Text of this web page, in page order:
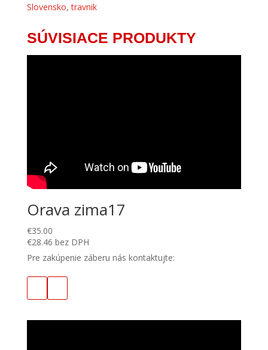
Slovensko,travnik
SÚVISIACE PRODUKTY
Orava zima17
€35.00
€28.46 bez DPH
Pre zakúpenie záberu nás kontaktujte: